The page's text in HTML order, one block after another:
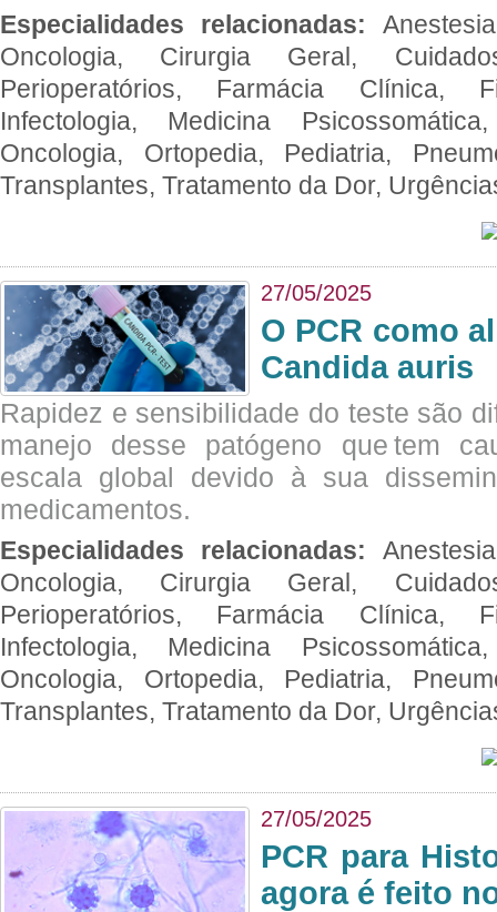
Especialidades relacionadas:
Oncologia, Cirurgia Geral,
Perioperatórios, Farmácia Clínica,
Infectologia, Medicina
Oncologia, Ortopedia, Pediatria,
Transplantes, Tratamento da Dor,
27/05/2025
O PCR como
Candida auris
Rapidez e sensibilidade do teste são
manejo desse patógeno que tem
escala global devido à sua
medicamentos.
Especialidades relacionadas:
Oncologia, Cirurgia Geral,
Perioperatórios, Farmácia Clínica,
Infectologia, Medicina
Oncologia, Ortopedia, Pediatria,
Transplantes, Tratamento da Dor,
27/05/2025
PCR para
agora é feito